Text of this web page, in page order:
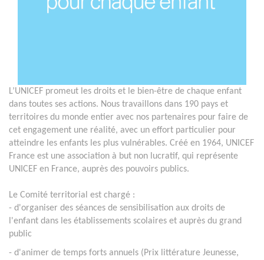
L’UNICEF promeut les droits et le bien-être de chaque enfant
dans toutes ses actions. Nous travaillons dans 190 pays et
territoires du monde entier avec nos partenaires pour faire de
cet engagement une réalité, avec un effort particulier pour
atteindre les enfants les plus vulnérables. Créé en 1964, UNICEF
France est une association à but non lucratif, qui représente
UNICEF en France, auprès des pouvoirs publics.
Le Comité territorial est chargé :
- d'organiser des séances de sensibilisation aux droits de
l'enfant dans les établissements scolaires et auprès du grand
public
- d'animer de temps forts annuels (Prix littérature Jeunesse,